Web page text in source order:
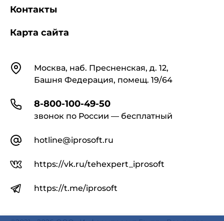
КонтактыМосква, наб. Пресненская, д. 12,
Башня Федерация, помещ. 19/64
8-800-100-49-50
звонок по России — бесплатный
hotline@iprosoft.ru
https://vk.ru/tehexpert_iprosoft
https://t.me/iprosoft
Контакты
Карта сайта